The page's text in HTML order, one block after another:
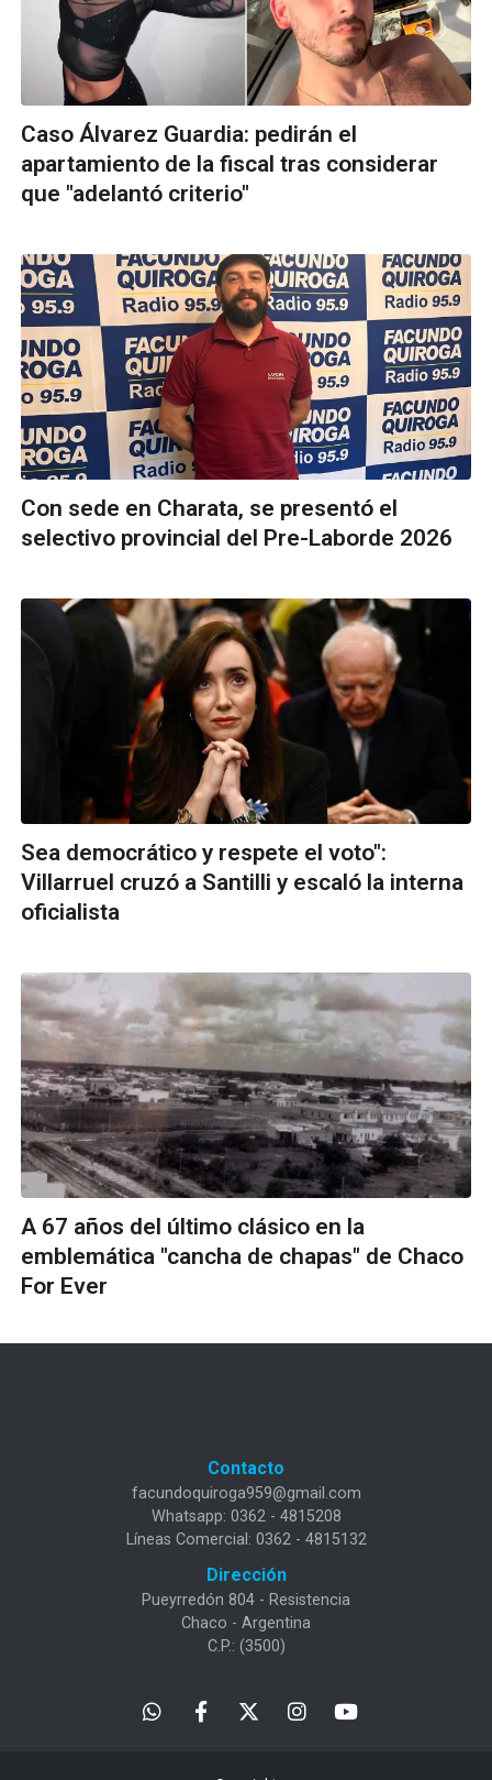
Caso Álvarez Guardia: pedirán el
apartamiento de la fiscal tras considerar
que "adelantó criterio"
Con sede en Charata, se presentó el
selectivo provincial del Pre-Laborde 2026
Sea democrático y respete el voto":
Villarruel cruzó a Santilli y escaló la interna
oficialista
A 67 años del último clásico en la
emblemática "cancha de chapas" de Chaco
For Ever
Contacto
facundoquiroga959@gmail.com
Whatsapp: 0362 - 4815208
Líneas Comercial: 0362 - 4815132
Dirección
Pueyrredón 804 - Resistencia
Chaco - Argentina
C.P.: (3500)